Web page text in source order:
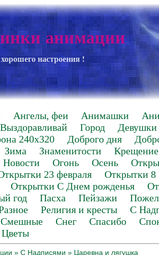
анимации
настроения !
Ангелы, феи Анимашки
Выздоравливай Город
Девушки
240х320
Доброго дня
Зима Знаменитости
Крещение
Новости Огонь Осень
23 февраля
Открытки 8
Открытки С Днем рожденья
год
Пасха Пейзажи
Религия и кресты
С
Смешные Снег Спасибо
Цветы
» С Надписями » Царевна и лягушка